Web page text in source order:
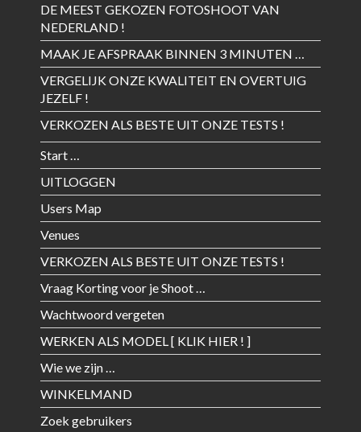
DE MEEST GEKOZEN FOTOSHOOT VAN
NEDERLAND !
MAAK JE AFSPRAAK BINNEN 3 MINUTEN …
VERGELIJK ONZE KWALITEIT EN OVERTUIG
JEZELF !
VERKOZEN ALS BESTE UIT ONZE TESTS !
Start …
UITLOGGEN
Users Map
Venues
VERKOZEN ALS BESTE UIT ONZE TESTS !
Vraag Korting voor je Shoot …
Wachtwoord vergeten
WERKEN ALS MODEL [ KLIK HIER ! ]
Wie we zijn …
WINKELMAND
Zoek gebruikers